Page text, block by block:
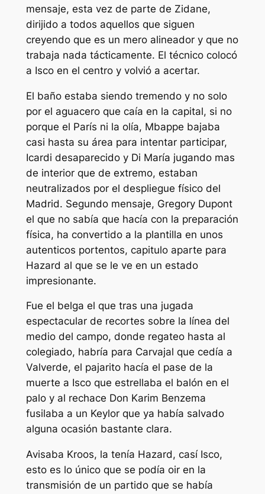
mensaje, esta vez de parte de Zidane,
dirijido a todos aquellos que siguen
creyendo que es un mero alineador y que no
trabaja nada tácticamente. El técnico colocó
a Isco en el centro y volvió a acertar.
El baño estaba siendo tremendo y no solo
por el aguacero que caía en la capital, si no
porque el París ni la olía, Mbappe bajaba
casi hasta su área para intentar participar,
Icardi desaparecido y Di María jugando mas
de interior que de extremo, estaban
neutralizados por el despliegue físico del
Madrid. Segundo mensaje, Gregory Dupont
el que no sabía que hacía con la preparación
física, ha convertido a la plantilla en unos
autenticos portentos, capitulo aparte para
Hazard al que se le ve en un estado
impresionante.
Fue el belga el que tras una jugada
espectacular de recortes sobre la línea del
medio del campo, donde regateo hasta al
colegiado, habría para Carvajal que cedía a
Valverde, el pajarito hacía el pase de la
muerte a Isco que estrellaba el balón en el
palo y al rechace Don Karim Benzema
fusilaba a un Keylor que ya había salvado
alguna ocasión bastante clara.
Avisaba Kroos, la tenía Hazard, casí Isco,
esto es lo único que se podía oir en la
transmisión de un partido que se había